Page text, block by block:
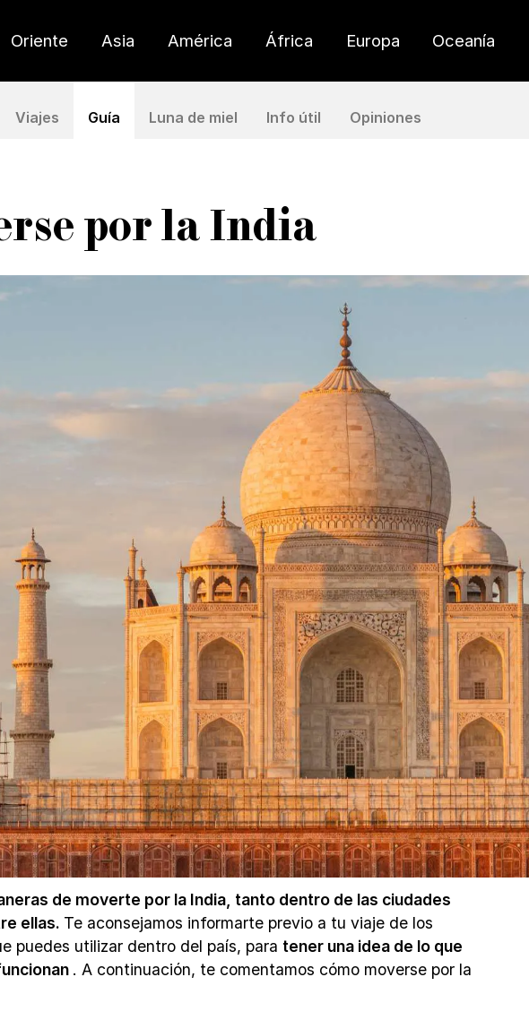
Oriente Asia América África Europa Oceanía
Viajes Guía Luna de miel Info útil Opiniones
por la India
de moverte por la India, tanto dentro de las ciudades
ellas. Te aconsejamos informarte previo a tu viaje de los
puedes utilizar dentro del país, para tener una idea de lo que
. A continuación, te comentamos cómo moverse por la